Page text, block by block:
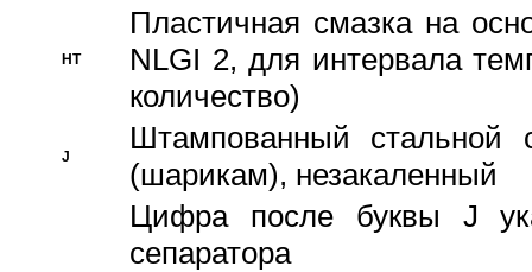
HT
Пластичная смазка на
NLGI 2, для интервала
количество)
J
Штампованный стальной
(шарикам), незакаленный
Цифра после буквы J
сепаратора